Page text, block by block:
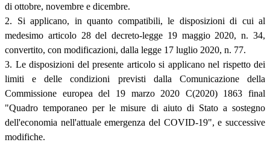
di ottobre, novembre e dicembre.
2. Si applicano, in quanto compatibili, le disposizioni di cui al
medesimo articolo 28 del decreto-legge 19 maggio 2020, n. 34,
convertito, con modificazioni, dalla legge 17 luglio 2020, n. 77.
3. Le disposizioni del presente articolo si applicano nel rispetto dei
limiti e delle condizioni previsti dalla Comunicazione della
Commissione europea del 19 marzo 2020 C(2020) 1863 final
"Quadro temporaneo per le misure di aiuto di Stato a sostegno
dell'economia nell'attuale emergenza del COVID-19", e successive
modifiche.